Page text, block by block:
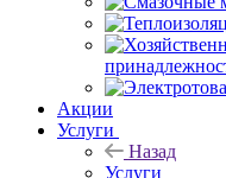
Акции
Услуги
Назад
Услуги